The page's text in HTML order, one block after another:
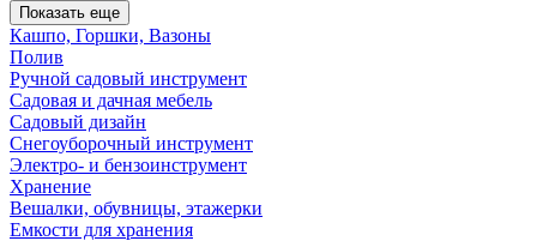
Показать еще
Кашпо, Горшки, Вазоны
Полив
Ручной садовый инструмент
Садовая и дачная мебель
Садовый дизайн
Снегоуборочный инструмент
Электро- и бензоинструмент
Хранение
Вешалки, обувницы, этажерки
Емкости для хранения